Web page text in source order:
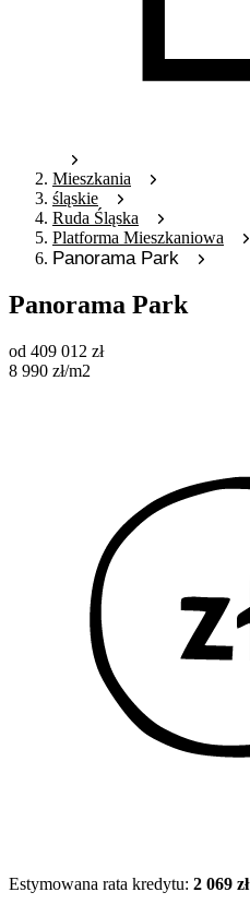
Mieszkania
śląskie
Ruda Śląska
Platforma Mieszkaniowa
Panorama Park
Panorama Park
od 409 012 zł
8 990 zł/m2
Estymowana rata kredytu: 2 069 zł